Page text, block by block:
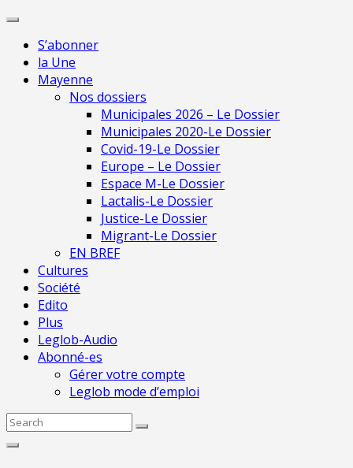
Skip
contentS’abonner
la Une
Mayenne
Nos dossiers
Municipales 2026 – Le Dossier
Municipales 2020-Le Dossier
Covid-19-Le Dossier
Europe – Le Dossier
Espace M-Le Dossier
Lactalis-Le Dossier
Justice-Le Dossier
Migrant-Le Dossier
EN BREF
Cultures
Société
Edito
Plus
Leglob-Audio
Abonné-es
Gérer votre compte
Leglob mode d’emploi
Search